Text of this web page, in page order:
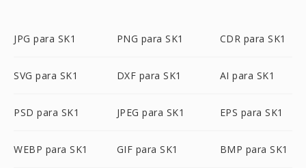
JPG para SK1 PNG para SK1 CDR para SK1
SVG para SK1 DXF para SK1 AI para SK1
PSD para SK1 JPEG para SK1 EPS para SK1
WEBP para SK1 GIF para SK1 BMP para SK1